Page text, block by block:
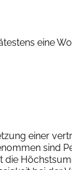
eine
einer
sind